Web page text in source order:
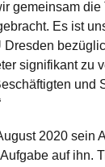
gemeinsam
Es ist
Dresden
signifikant zu
und
2020 sein
auf ihn.